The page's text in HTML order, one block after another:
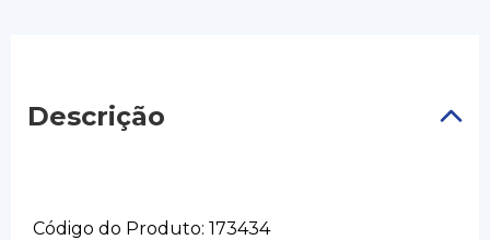
Descrição
Código do Produto: 173434